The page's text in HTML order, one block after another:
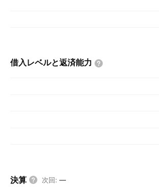
借入レベルと返済能力
決算 次回: —